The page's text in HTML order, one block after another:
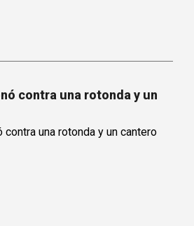
contra una rotonda y un